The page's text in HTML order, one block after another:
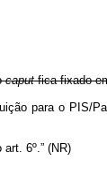
caputfica fixado
para o PIS/
6º.” (NR)